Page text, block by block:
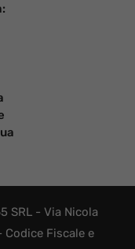
SRL - Via Nicola
Codice Fiscale e